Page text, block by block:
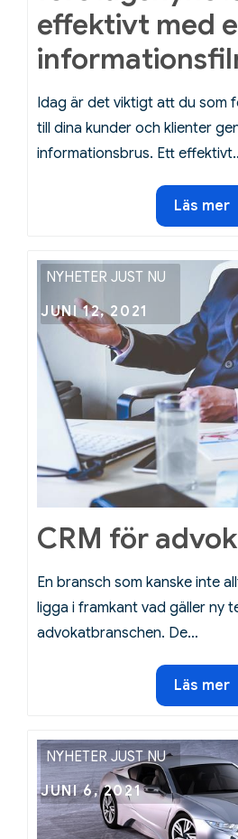
effektivt med
Idag är det viktigt att du som
till dina kunder och klienter
informationsbrus. Ett
Förklara
Läs mer
NYHETER JUST NU
Posted
on
JUNI 12, 2021
CRM för
En bransch som kanske inte
ligga i framkant vad gäller ny
advokatbranschen. De…
CRM
för
Läs mer
NYHETER JUST NU
Posted
on
JUNI 6, 2021